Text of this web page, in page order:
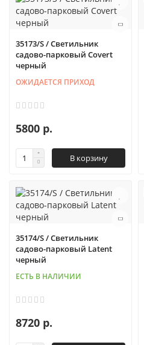
35173/S / Светильник
садово-парковый Covert
черный
ОЖИДАЕТСЯ ПРИХОД
5800 р.
В корзину
35174/S / Светильник
садово-парковый Latent
черный
ЕСТЬ В НАЛИЧИИ
8720 р.